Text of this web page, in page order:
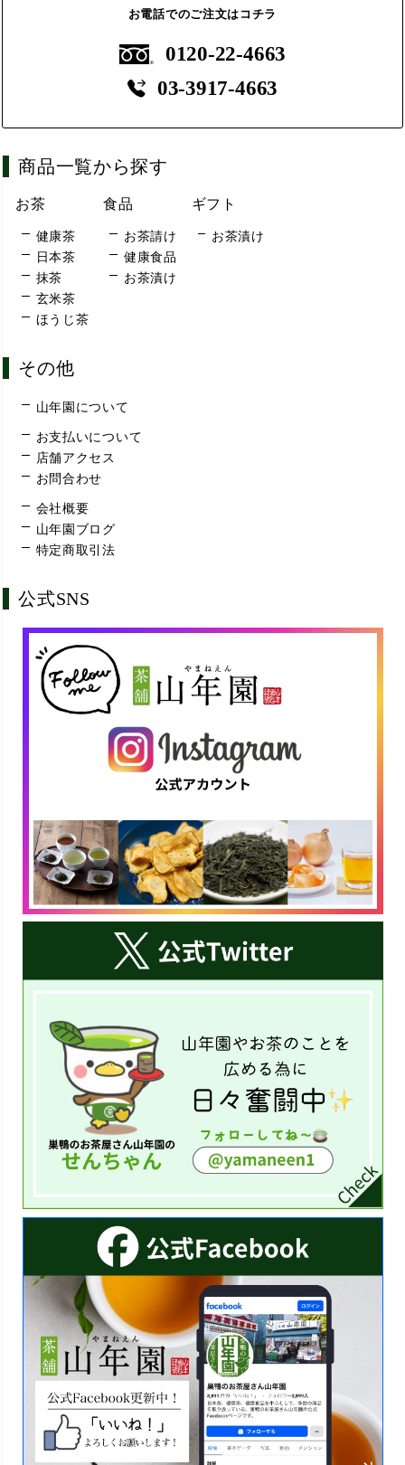
お電話でのご注文はコチラ
0120-22-4663
03-3917-4663
商品一覧から探す
お茶
健康茶
日本茶
抹茶
玄米茶
ほうじ茶
食品
お茶請け
健康食品
お茶漬け
ギフト
お茶漬け
その他
山年園について
お支払いについて
店舗アクセス
お問合わせ
会社概要
山年園ブログ
特定商取引法
公式SNS